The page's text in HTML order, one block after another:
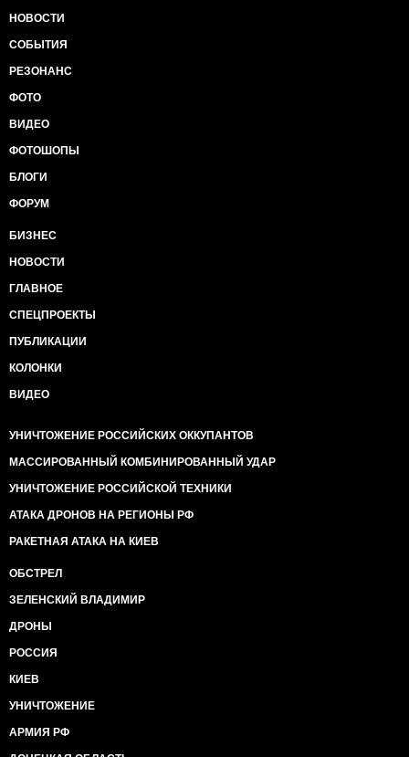
НОВОСТИ
СОБЫТИЯ
РЕЗОНАНС
ФОТО
ВИДЕО
ФОТОШОПЫ
БЛОГИ
ФОРУМ
БИЗНЕС
НОВОСТИ
ГЛАВНОЕ
СПЕЦПРОЕКТЫ
ПУБЛИКАЦИИ
КОЛОНКИ
ВИДЕО
УНИЧТОЖЕНИЕ РОССИЙСКИХ ОККУПАНТОВ
МАССИРОВАННЫЙ КОМБИНИРОВАННЫЙ УДАР
УНИЧТОЖЕНИЕ РОССИЙСКОЙ ТЕХНИКИ
АТАКА ДРОНОВ НА РЕГИОНЫ РФ
РАКЕТНАЯ АТАКА НА КИЕВ
ОБСТРЕЛ
ЗЕЛЕНСКИЙ ВЛАДИМИР
ДРОНЫ
РОССИЯ
КИЕВ
УНИЧТОЖЕНИЕ
АРМИЯ РФ